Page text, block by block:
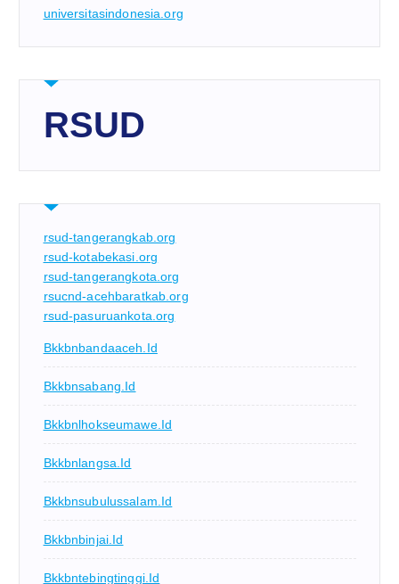
universitasindonesia.org
RSUD
rsud-tangerangkab.org
rsud-kotabekasi.org
rsud-tangerangkota.org
rsucnd-acehbaratkab.org
rsud-pasuruankota.org
Bkkbnbandaaceh.id
Bkkbnsabang.id
Bkkbnlhokseumawe.id
Bkkbnlangsa.id
Bkkbnsubulussalam.id
Bkkbnbinjai.id
Bkkbntebingtinggi.id